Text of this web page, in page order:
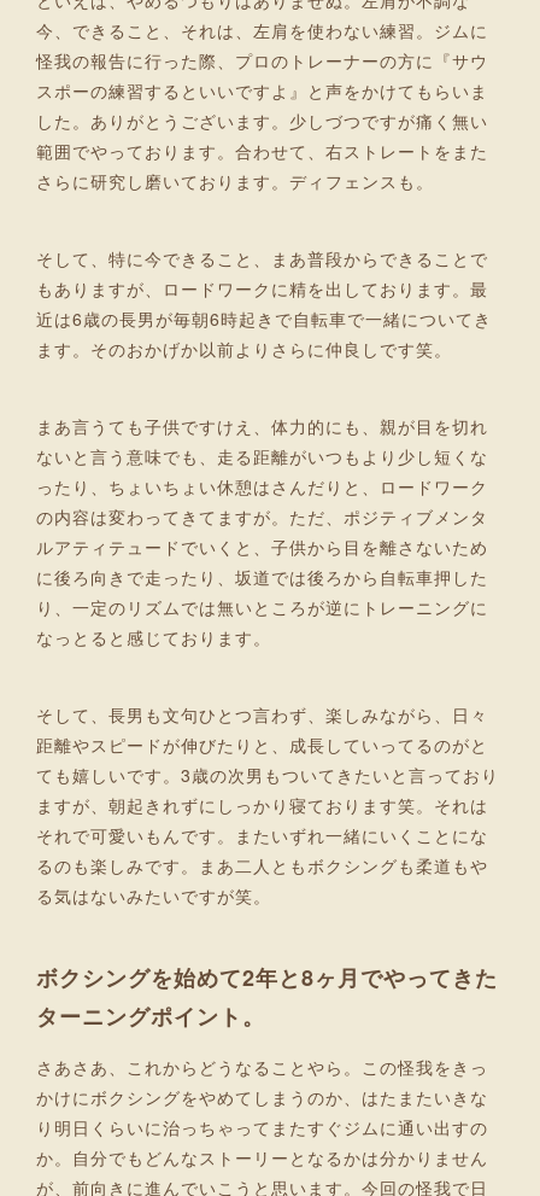
今、できること、それは、左肩を使わない練習。ジムに
怪我の報告に行った際、プロのトレーナーの方に『サウ
スポーの練習するといいですよ』と声をかけてもらいま
した。ありがとうございます。少しづつですが痛く無い
範囲でやっております。合わせて、右ストレートをまた
さらに研究し磨いております。ディフェンスも。
そして、特に今できること、まあ普段からできることで
もありますが、ロードワークに精を出しております。最
近は6歳の長男が毎朝6時起きで自転車で一緒についてき
ます。そのおかげか以前よりさらに仲良しです笑。
まあ言うても子供ですけえ、体力的にも、親が目を切れ
ないと言う意味でも、走る距離がいつもより少し短くな
ったり、ちょいちょい休憩はさんだりと、ロードワーク
の内容は変わってきてますが。ただ、ポジティブメンタ
ルアティテュードでいくと、子供から目を離さないため
に後ろ向きで走ったり、坂道では後ろから自転車押した
り、一定のリズムでは無いところが逆にトレーニングに
なっとると感じております。
そして、長男も文句ひとつ言わず、楽しみながら、日々
距離やスピードが伸びたりと、成長していってるのがと
ても嬉しいです。3歳の次男もついてきたいと言っており
ますが、朝起きれずにしっかり寝ております笑。それは
それで可愛いもんです。またいずれ一緒にいくことにな
るのも楽しみです。まあ二人ともボクシングも柔道もや
る気はないみたいですが笑。
ボクシングを始めて2年と8ヶ月でやってきた
ターニングポイント。
さあさあ、これからどうなることやら。この怪我をきっ
かけにボクシングをやめてしまうのか、はたまたいきな
り明日くらいに治っちゃってまたすぐジムに通い出すの
か。自分でもどんなストーリーとなるかは分かりません
が、前向きに進んでいこうと思います。今回の怪我で日